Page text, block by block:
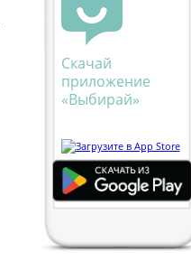
Скачай
приложение
«Выбирай»